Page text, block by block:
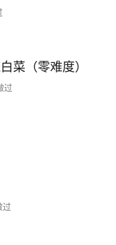
菜（零难度）
过
过